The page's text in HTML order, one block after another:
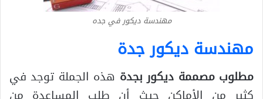
مهندسة ديكور في جده
مهندسة ديكور جدة
مطلوب مصممة ديكور بجدة هذه الجملة توجد في